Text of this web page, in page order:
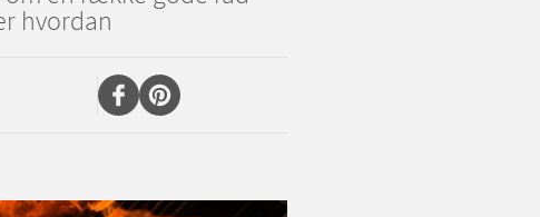
hvordan